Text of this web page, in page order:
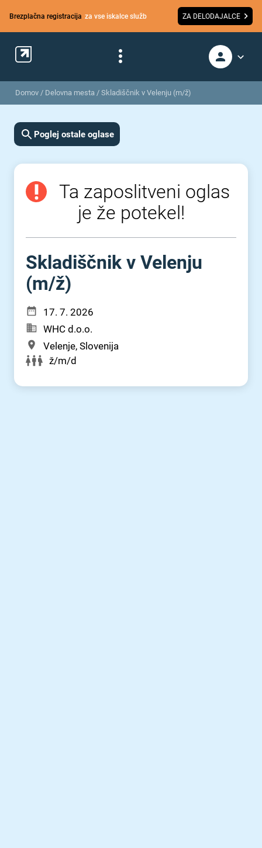
Brezplačna registracija za vse iskalce služb ZA DELODAJALCE
Domov / Delovna mesta / Skladiščnik v Velenju (m/ž)
Poglej ostale oglase
Ta zaposlitveni oglas
je že potekel!
Skladiščnik v Velenju
(m⁠/⁠ž)
17. 7. 2026
WHC d.o.o.
Velenje, Slovenija
ž/m/d